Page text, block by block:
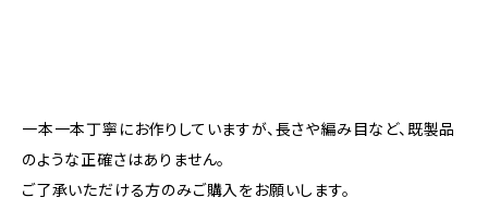
一本一本丁寧にお作りしていますが、長さや編み目など、既製品
のような正確さはありません。
ご了承いただける方のみご購入をお願いします。